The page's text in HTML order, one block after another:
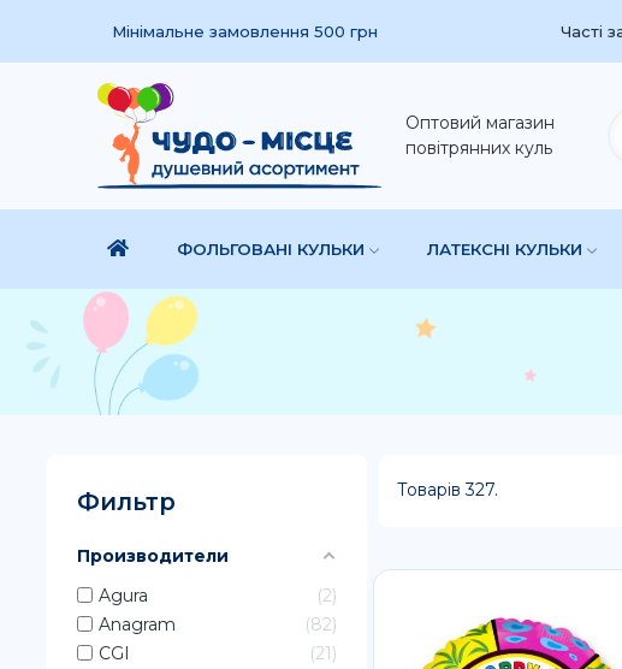
Мінімальне замовлення 500 грн Часті
Оптовий магазин
повітрянних куль
ФОЛЬГОВАНІ КУЛЬКИ ЛАТЕКСНІ КУЛЬКИ
Фильтр
Производители
Agura
2
Anagram
82
CGI
21
Товарів 327.